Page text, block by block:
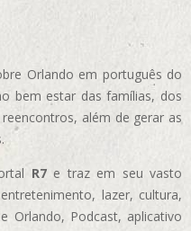
Orlando em português do
bem estar das famílias, dos
além de gerar as
R7e traz em seu vasto
lazer, cultura,
Podcast, aplicativo